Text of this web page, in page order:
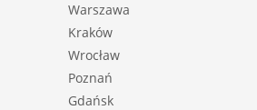
Warszawa
Kraków
Wrocław
Poznań
Gdańsk